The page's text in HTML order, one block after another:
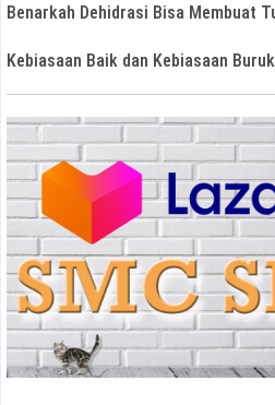
Benarkah Dehidrasi Bisa Membuat
Kebiasaan Baik dan Kebiasaan